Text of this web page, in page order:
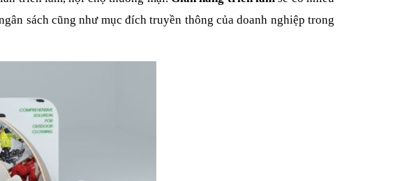
sách cũng như mục đích truyền thông của doanh nghiệp trong